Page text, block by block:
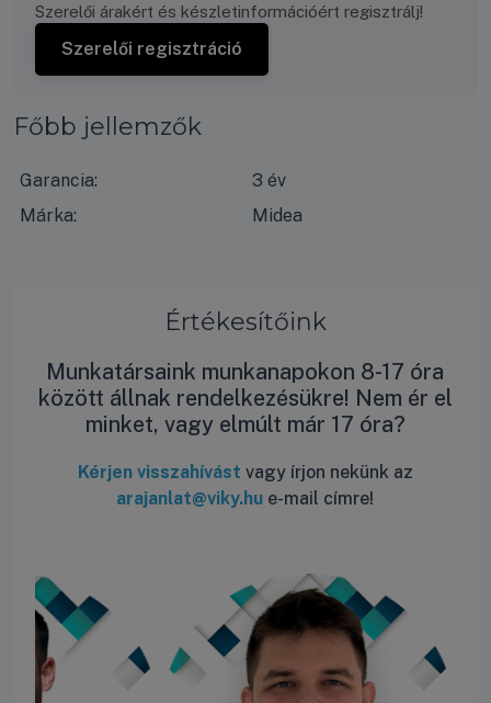
Szerelői árakért és készletinformációért regisztrálj!
Szerelői regisztráció
Főbb jellemzők
Garancia:
3 év
Márka:
Midea
Értékesítőink
Munkatársaink munkanapokon 8-17 óra
között állnak rendelkezésükre! Nem ér el
minket, vagy elmúlt már 17 óra?
Kérjen visszahívást vagy írjon nekünk az
arajanlat@viky.hu e-mail címre!